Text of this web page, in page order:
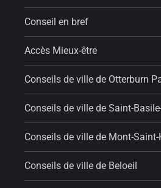
Conseil en bref
Accès Mieux-être
Conseils de ville de Otterburn
Conseils de ville de Saint-
Conseils de ville de Mont-
Conseils de ville de Beloeil